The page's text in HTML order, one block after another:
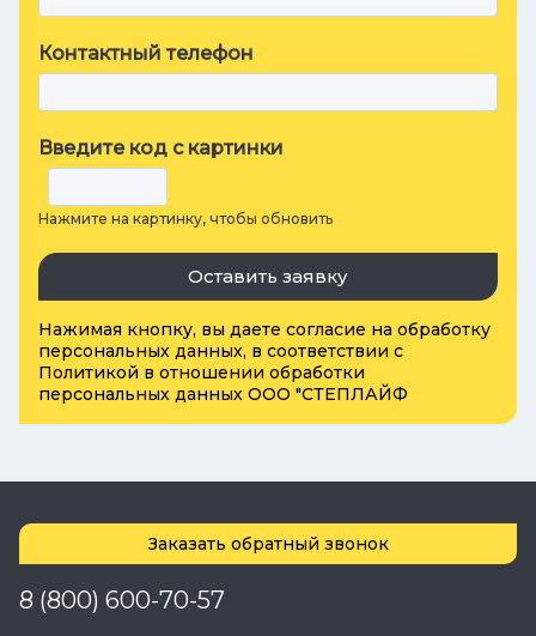
Контактный телефон
Введите код с картинки
Нажмите на картинку, чтобы обновить
Оставить заявку
Нажимая кнопку, вы даете согласие на обработку
персональных данных, в соответствии с
Политикой в отношении обработки
персональных данных ООО "СТЕПЛАЙФ
Заказать обратный звонок
8 (800) 600-70-57